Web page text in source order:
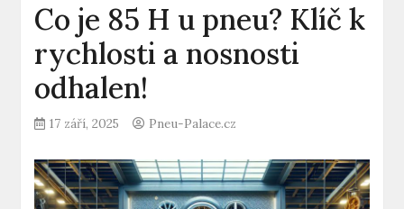
Co je 85 H u pneu? Klíč k
rychlosti a nosnosti
odhalen!
17 září, 2025 Pneu-Palace.cz